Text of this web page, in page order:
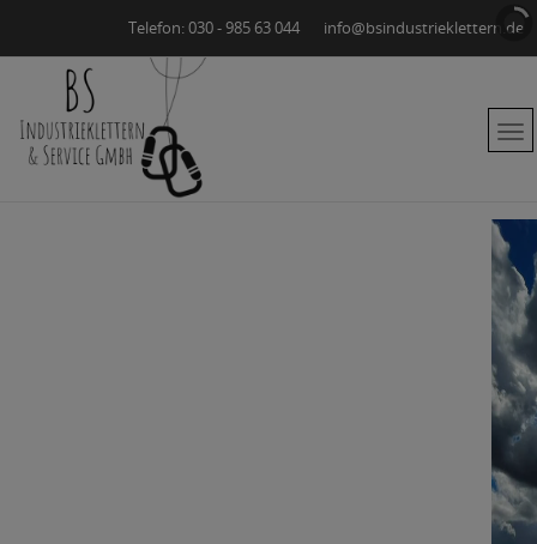
Telefon: 030 - 985 63 044 info@bsindustrieklettern.de